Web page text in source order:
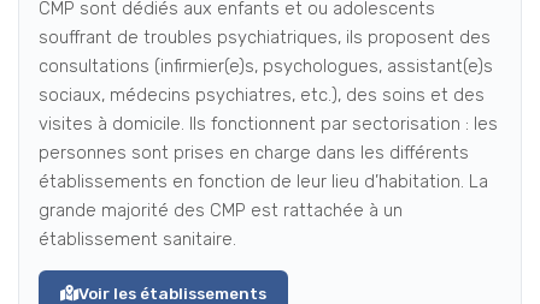
CMP sont dédiés aux enfants et ou adolescents
souffrant de troubles psychiatriques, ils proposent des
consultations (infirmier(e)s, psychologues, assistant(e)s
sociaux, médecins psychiatres, etc.), des soins et des
visites à domicile. Ils fonctionnent par sectorisation : les
personnes sont prises en charge dans les différents
établissements en fonction de leur lieu d’habitation. La
grande majorité des CMP est rattachée à un
établissement sanitaire.
Voir les établissements